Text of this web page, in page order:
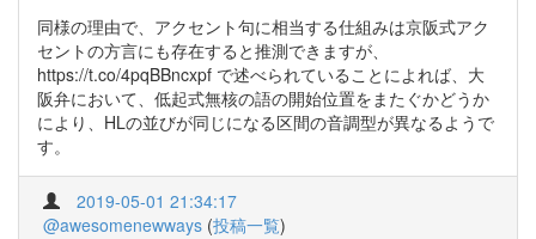
同様の理由で、アクセント句に相当する仕組みは京阪式アク
セントの方言にも存在すると推測できますが、
https://t.co/4pqBBncxpf で述べられていることによれば、大
阪弁において、低起式無核の語の開始位置をまたぐかどうか
により、HLの並びが同じになる区間の音調型が異なるようで
す。
2019-05-01 21:34:17
@awesomenewways (投稿一覧)